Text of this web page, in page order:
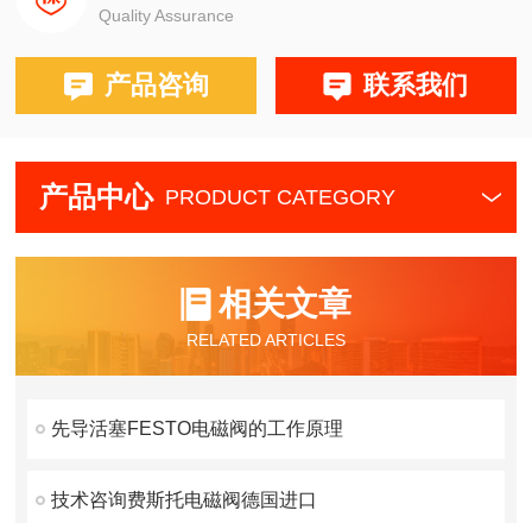
Quality Assurance
产品咨询 联系我们
产品中心 PRODUCT CATEGORY
相关文章
RELATED ARTICLES
先导活塞FESTO电磁阀的工作原理
技术咨询费斯托电磁阀德国进口